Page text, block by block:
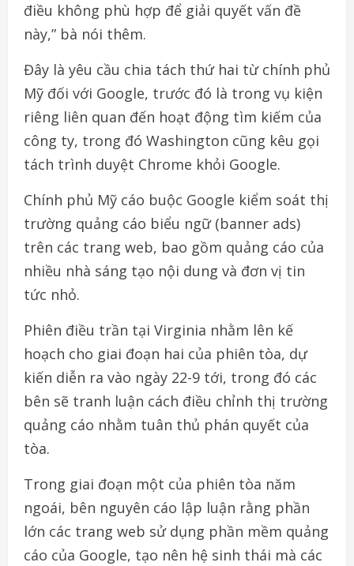
điều không phù hợp để giải quyết vấn đề
này,” bà nói thêm.
Đây là yêu cầu chia tách thứ hai từ chính phủ
Mỹ đối với Google, trước đó là trong vụ kiện
riêng liên quan đến hoạt động tìm kiếm của
công ty, trong đó Washington cũng kêu gọi
tách trình duyệt Chrome khỏi Google.
Chính phủ Mỹ cáo buộc Google kiểm soát thị
trường quảng cáo biểu ngữ (banner ads)
trên các trang web, bao gồm quảng cáo của
nhiều nhà sáng tạo nội dung và đơn vị tin
tức nhỏ.
Phiên điều trần tại Virginia nhằm lên kế
hoạch cho giai đoạn hai của phiên tòa, dự
kiến diễn ra vào ngày 22-9 tới, trong đó các
bên sẽ tranh luận cách điều chỉnh thị trường
quảng cáo nhằm tuân thủ phán quyết của
tòa.
Trong giai đoạn một của phiên tòa năm
ngoái, bên nguyên cáo lập luận rằng phần
lớn các trang web sử dụng phần mềm quảng
cáo của Google, tạo nên hệ sinh thái mà các